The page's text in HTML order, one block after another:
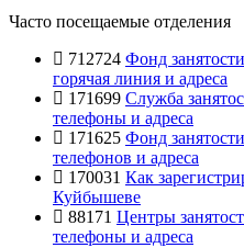
Часто посещаемые отделения
712724 Фонд
горячая линия и адреса
171699 Служба
телефоны и адреса
171625 Фонд
телефонов и адреса
170031 Как
Куйбышеве
88171 Центры
телефоны и адреса